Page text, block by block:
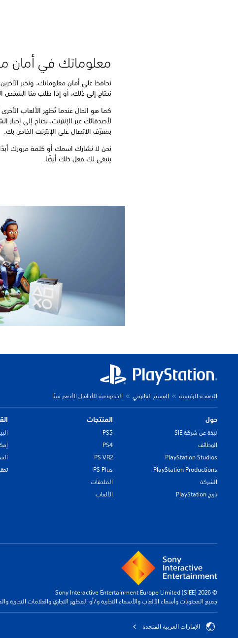
معلوماتك في أمان
نحافظ على أمان معلوماتك، ونخبر
نحتاج إلى ذلك، أو إذا طلب منا الشخص
كما هو الحال عندما تُظهر الألعاب
لأصدقائك عبر الإنترنت، نحتاج إلى إخبار
بمعرّف الاتصال على الإنترنت الخاص بك.
نحن لا نشارك اسمك أو كلمة مرورك
ينبغي لك فعل ذلك أيضًا.
الصفحة الرئيسية القسم القانوني الخصوصية للأطفال الأصغر سنًا
حول
نبذة عن شركة SIE
الوظائف
PlayStation Studios
PlayStation Productions
الشركة
تاريخ PlayStation
المنتجات
PS5
PS4
PS VR2
PS Plus
الملحقات
الألعاب
© 2026 Sony Interactive Entertainment Europe Limited (SIEE)
جميع المحتويات وأسماء الألعاب والأسماء التجارية و/أو المظهر التجاري والعلامات
الإمارات العربية المتحدة